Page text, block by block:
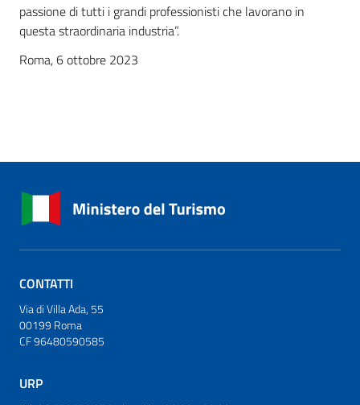
passione di tutti i grandi professionisti che lavorano in
questa straordinaria industria”.
Roma, 6 ottobre 2023
CONTATTI
Via di Villa Ada, 55
00199 Roma
CF 96480590585
URP